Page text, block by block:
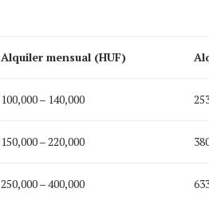
Alquiler mensual (HUF)
100,000 – 140,000
150,000 – 220,000
250,000 – 400,000